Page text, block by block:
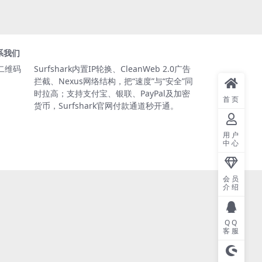
我们
Surfshark内置IP轮换、CleanWeb 2.0广告
拦截、Nexus网络结构，把“速度”与“安全”同
时拉高；支持支付宝、银联、PayPal及加密
货币，Surfshark官网付款通道秒开通。
首页
用户
中心
会员
介绍
QQ
客服